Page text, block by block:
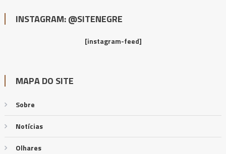
INSTAGRAM: @SITENEGRE
[instagram-feed]
MAPA DO SITE
Sobre
Notícias
Olhares